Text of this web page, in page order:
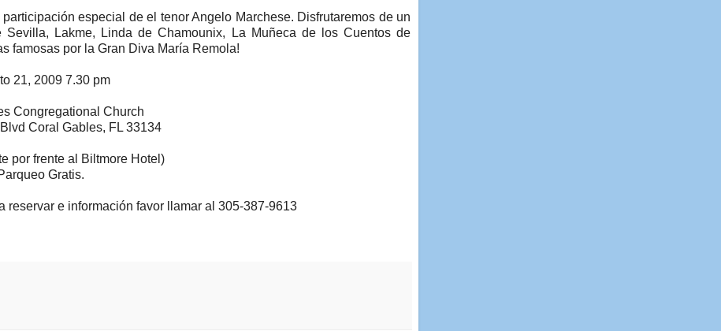
especial de el tenor Angelo Marchese. Disfrutaremos de un
Lakme, Linda de Chamounix, La Muñeca de los Cuentos de
famosas por la Gran Diva María Remola!
21, 2009 7.30 pm
Congregational Church
Coral Gables, FL 33134
por frente al Biltmore Hotel)
Gratis.
reservar e información favor llamar al 305-387-9613